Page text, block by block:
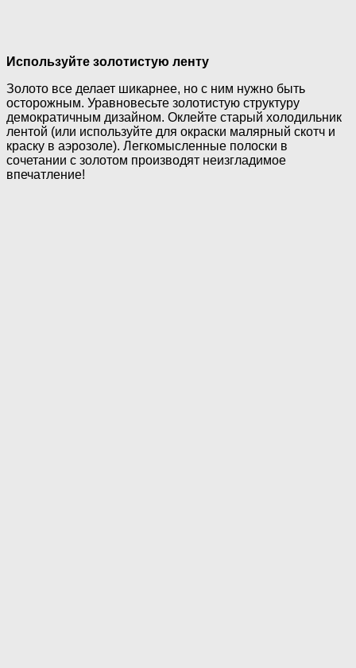
Используйте золотистую ленту
Золото все делает шикарнее, но с ним нужно быть
осторожным. Уравновесьте золотистую структуру
демократичным дизайном. Оклейте старый холодильник
лентой (или используйте для окраски малярный скотч и
краску в аэрозоле). Легкомысленные полоски в
сочетании с золотом производят неизгладимое
впечатление!